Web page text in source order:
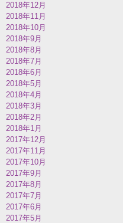
2018年12月
2018年11月
2018年10月
2018年9月
2018年8月
2018年7月
2018年6月
2018年5月
2018年4月
2018年3月
2018年2月
2018年1月
2017年12月
2017年11月
2017年10月
2017年9月
2017年8月
2017年7月
2017年6月
2017年5月